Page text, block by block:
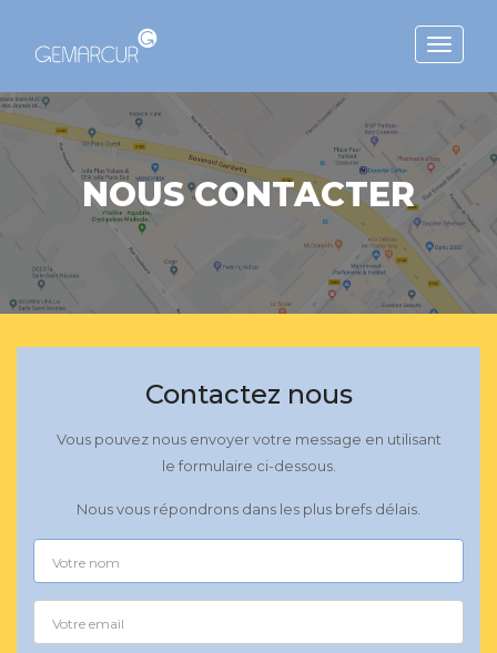
Toggle
NOUS CONTACTER
Contactez nous
Vous pouvez nous envoyer votre message en utilisant
le formulaire ci-dessous.
Nous vous répondrons dans les plus brefs délais.